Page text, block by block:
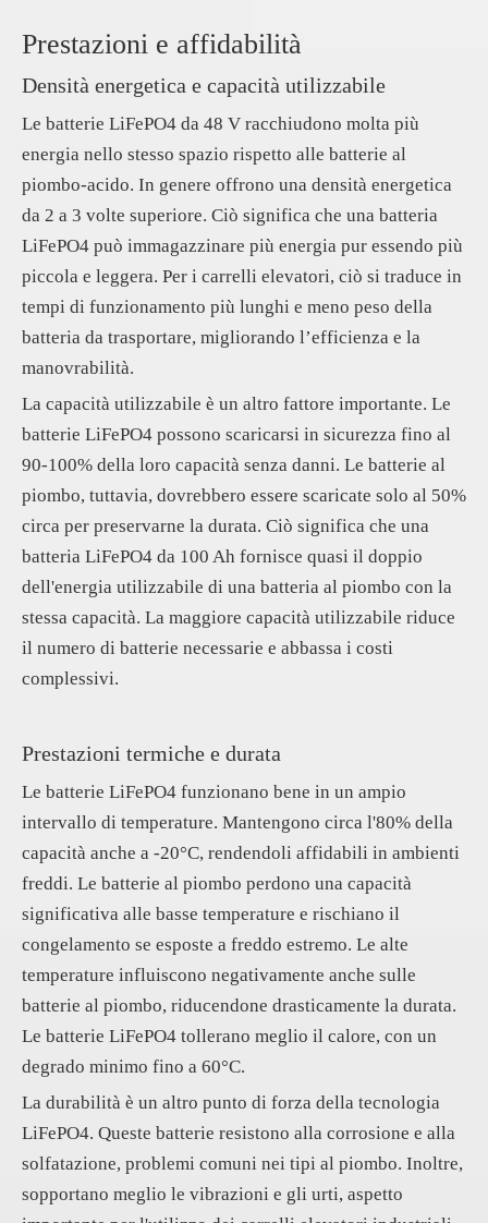
Prestazioni e affidabilità
Densità energetica e capacità utilizzabile
Le batterie LiFePO4 da 48 V racchiudono molta più
energia nello stesso spazio rispetto alle batterie al
piombo-acido. In genere offrono una densità energetica
da 2 a 3 volte superiore. Ciò significa che una batteria
LiFePO4 può immagazzinare più energia pur essendo più
piccola e leggera. Per i carrelli elevatori, ciò si traduce in
tempi di funzionamento più lunghi e meno peso della
batteria da trasportare, migliorando l’efficienza e la
manovrabilità.
La capacità utilizzabile è un altro fattore importante. Le
batterie LiFePO4 possono scaricarsi in sicurezza fino al
90-100% della loro capacità senza danni. Le batterie al
piombo, tuttavia, dovrebbero essere scaricate solo al 50%
circa per preservarne la durata. Ciò significa che una
batteria LiFePO4 da 100 Ah fornisce quasi il doppio
dell'energia utilizzabile di una batteria al piombo con la
stessa capacità. La maggiore capacità utilizzabile riduce
il numero di batterie necessarie e abbassa i costi
complessivi.
Prestazioni termiche e durata
Le batterie LiFePO4 funzionano bene in un ampio
intervallo di temperature. Mantengono circa l'80% della
capacità anche a -20°C, rendendoli affidabili in ambienti
freddi. Le batterie al piombo perdono una capacità
significativa alle basse temperature e rischiano il
congelamento se esposte a freddo estremo. Le alte
temperature influiscono negativamente anche sulle
batterie al piombo, riducendone drasticamente la durata.
Le batterie LiFePO4 tollerano meglio il calore, con un
degrado minimo fino a 60°C.
La durabilità è un altro punto di forza della tecnologia
LiFePO4. Queste batterie resistono alla corrosione e alla
solfatazione, problemi comuni nei tipi al piombo. Inoltre,
sopportano meglio le vibrazioni e gli urti, aspetto